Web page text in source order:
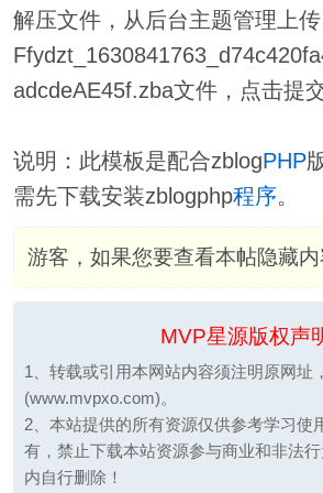
解压文件，从后台主题管理上传
adcdeAE45f.zba文件，点击提
说明：此模板是配合zblogPHP
需先下载安装zblogphp程序。
游客，如果您要查看本帖隐藏
MVP星源版权声
1、转载或引用本网站内容须注明原网址
(www.mvpxo.com)。
2、本站提供的所有资源仅供参考学习使
有，禁止下载本站资源参与商业和非法
内自行删除！